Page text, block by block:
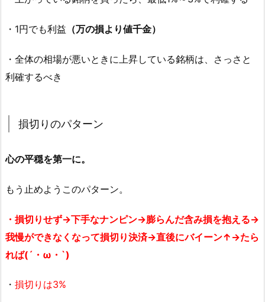
・1円でも利益 （万の損より値千金）
・全体の相場が悪いときに上昇している銘柄は、さっさと
利確するべき
損切りのパターン
心の平穏を第一に。
もう止めようこのパターン。
・損切りせず→下手なナンピン→膨らんだ含み損を抱える→
我慢ができなくなって損切り決済→直後にバイーン↑→たら
れば(´・ω・`)
・ 損切りは3%